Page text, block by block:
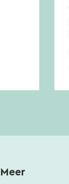
Meer